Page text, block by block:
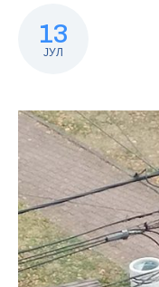
13
ЈУЛ